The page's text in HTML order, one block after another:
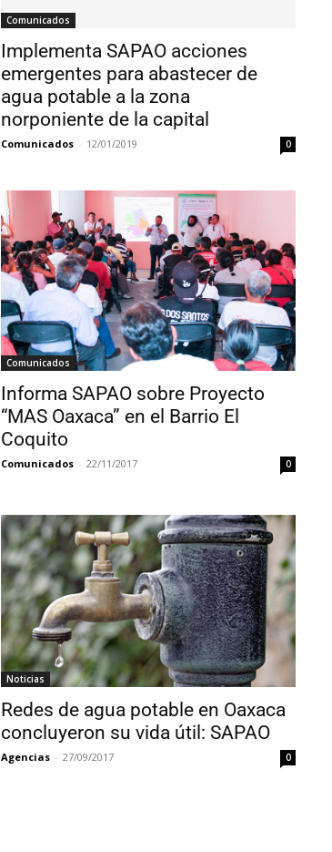
Comunicados
Implementa SAPAO acciones
emergentes para abastecer de
agua potable a la zona
norponiente de la capital
Comunicados - 12/01/2019 0
Comunicados
Informa SAPAO sobre Proyecto
“MAS Oaxaca” en el Barrio El
Coquito
Comunicados - 22/11/2017 0
Noticias
Redes de agua potable en Oaxaca
concluyeron su vida útil: SAPAO
Agencias - 27/09/2017 0